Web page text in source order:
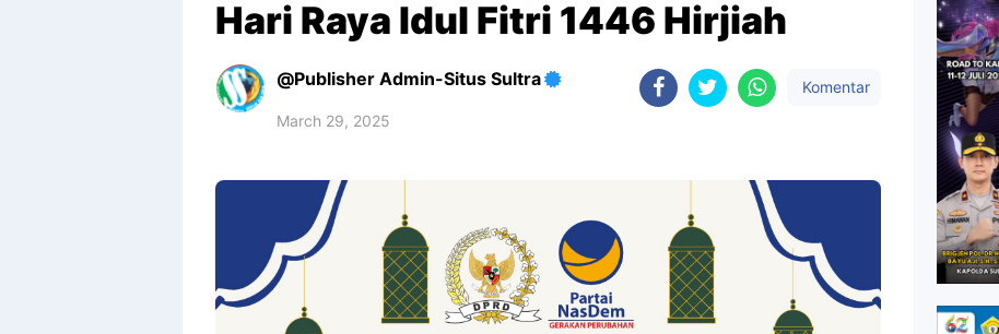
Hari Raya Idul Fitri 1446 Hirjiah
Publisher Admin-Situs Sultra
March 29, 2025
Komentar
By
Shroff
Templates